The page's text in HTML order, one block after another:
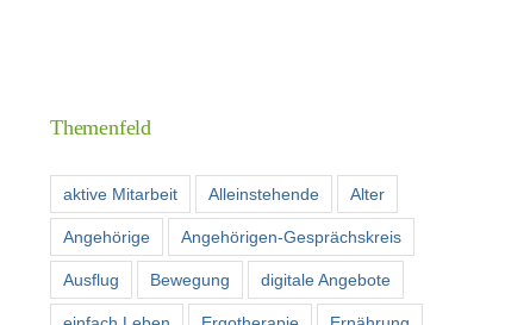
Themenfeld
aktive Mitarbeit Alleinstehende Alter
Angehörige Angehörigen-Gesprächskreis
Ausflug Bewegung digitale Angebote